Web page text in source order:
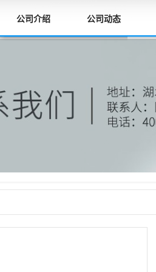
公司介绍 公司动态